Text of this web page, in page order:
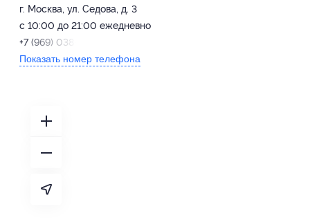
г. Москва, ул. Седова, д. 3
с 10:00 до 21:00 ежедневно
+7 (969) 038-03-85
Показать номер телефона